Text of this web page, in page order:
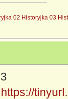
02 Historyjka 03
https://